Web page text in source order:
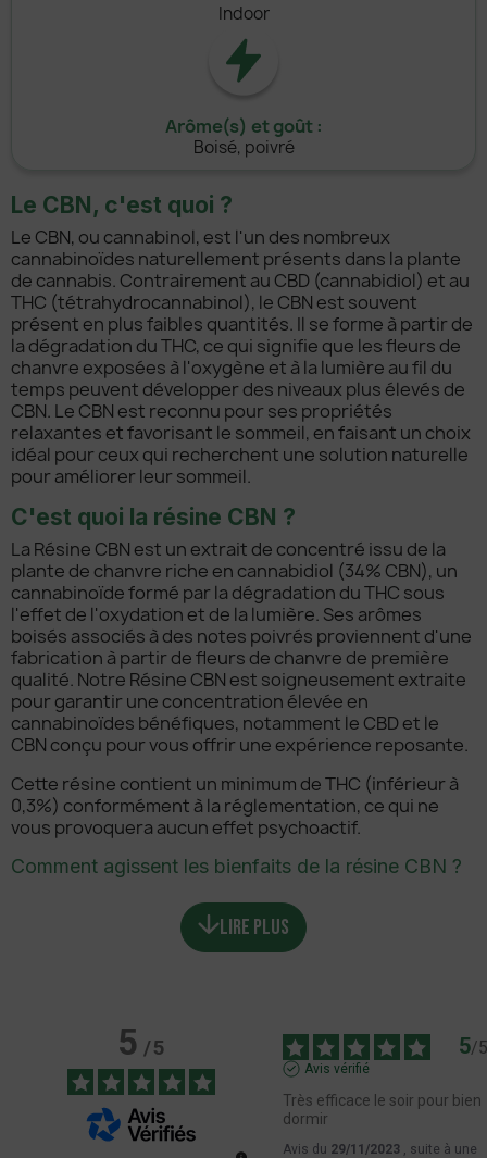
Indoor
Arôme(s) et goût :
Boisé, poivré
Le CBN, c'est quoi ?
Le CBN, ou cannabinol, est l'un des nombreux
cannabinoïdes naturellement présents dans la plante
de cannabis. Contrairement au CBD (cannabidiol) et au
THC (tétrahydrocannabinol), le CBN est souvent
présent en plus faibles quantités. Il se forme à partir de
la dégradation du THC, ce qui signifie que les fleurs de
chanvre exposées à l'oxygène et à la lumière au fil du
temps peuvent développer des niveaux plus élevés de
CBN. Le CBN est reconnu pour ses propriétés
relaxantes et favorisant le sommeil, en faisant un choix
idéal pour ceux qui recherchent une solution naturelle
pour améliorer leur sommeil.
C'est quoi la résine CBN ?
La Résine CBN est un extrait de concentré issu de la
plante de chanvre riche en cannabidiol (34% CBN), un
cannabinoïde formé par la dégradation du THC sous
l'effet de l'oxydation et de la lumière. Ses arômes
boisés associés à des notes poivrés proviennent d'une
fabrication à partir de fleurs de chanvre de première
qualité. Notre Résine CBN est soigneusement extraite
pour garantir une concentration élevée en
cannabinoïdes bénéfiques, notamment le CBD et le
CBN conçu pour vous offrir une expérience reposante.
Cette résine contient un minimum de THC (inférieur à
0,3%) conformément à la réglementation, ce qui ne
vous provoquera aucun effet psychoactif.
Comment agissent les bienfaits de la résine CBN ?
relaxants et apaisant, sans provoquer d'effet
psychotrope comme le THC. Elle possède plusieurs
effets sédatifs pour favoriser l'endormissement ainsi
réduire votre stress et votre anxiété en favorisant une
sensation de détente sans altérer vos fonctions
cognitives.
Mode de consommation de notre résine
Il existe plusieurs modes de consommation pour notre
LIRE PLUS
5/5 5/5
Avis vérifié
Très efficace le soir pour bien
dormir
Avis du 29/11/2023 , suite à une